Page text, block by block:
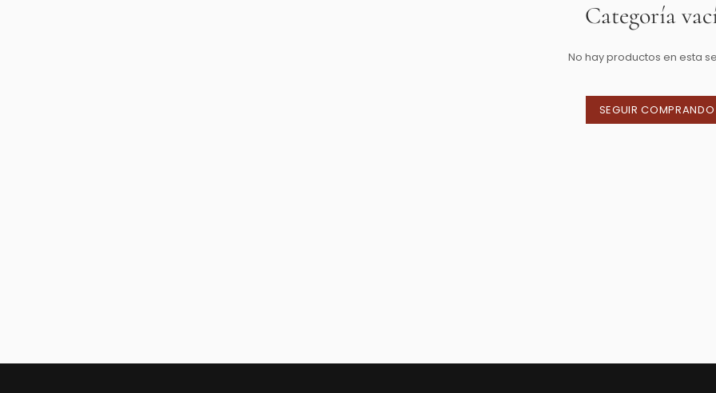
Categoría
No hay productos en esta
SEGUIR COMPRANDO